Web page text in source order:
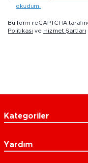
okudum.
Bu form reCAPTCHA
Politikası ve Hizmet Şartları
Kategoriler
Yardım